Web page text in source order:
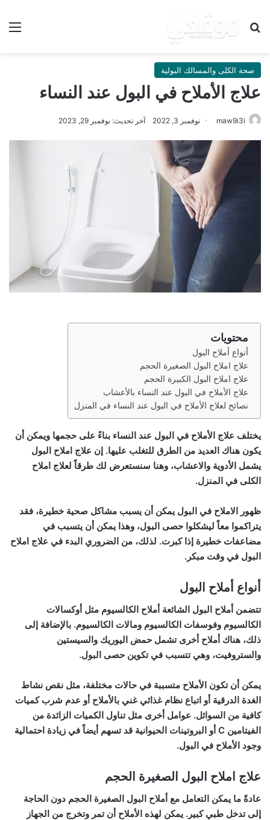
بحث عن
صحة الكلى والمسالك البولية
علاج الأملاح في البول عند النساء
maw9i3i نوفمبر 3, 2022 آخر تحديث: نوفمبر 29, 2023
محتويات
أنواع أملاح البول
علاج املاح البول الصغيرة الحجم
علاج املاح البول الكبيرة الحجم
علاج الأملاح في البول عند النساء بالأعشاب
نصائح لعلاج الأملاح في البول عند النساء في المنزل
يختلف علاج الأملاح في البول عند النساء بناءً على حجمها ويمكن أن
يكون هناك العديد من الطرق للتغلب عليها. إن علاج املاح البول
يشمل الأدوية والاعشاب، وهنا سنستعرض لك طرقاً لعلاج املاح
الكلى في المنزل.
ظهور الاملاح في البول يمكن أن يسبب مشاكل صحية خطيرة، فقد
يتراكموا معاً ليشكلوا حصى البول، وهذا يمكن أن يتسبب في
مضاعفات خطيرة إذا كبرت. لذلك، من الضروري البدء في علاج املاح
البول في وقت مبكر.
أنواع أملاح البول
تتضمن أملاح البول الشائعة أملاح الكالسيوم مثل أوكسالات
الكالسيوم وفوسفات الكالسيوم ومالات الكالسيوم. بالإضافة إلى
ذلك، هناك أملاح أخرى تشمل حمض اليوريك والسيستين
والستروفيت، وهي تتسبب في تكوين حصى البول.
يمكن أن تكون الأملاح متسببة في حالات مختلفة، مثل نقص نشاط
الغدة الدرقية أو اتباع نظام غذائي غني بالأملاح أو عدم شرب كميات
كافية من السوائل. عوامل أخرى مثل تناول الكميات الزائدة من
الفيتامين C أو البروتينات الحيوانية قد تسهم أيضاً في زيادة احتمالية
وجود الأملاح في البول.
علاج املاح البول الصغيرة الحجم
عادةً ما يمكن التعامل مع أملاح البول الصغيرة الحجم دون الحاجة
إلى تدخل طبي كبير. يمكن لهذه الأملاح أن تمر وتخرج من الجهاز